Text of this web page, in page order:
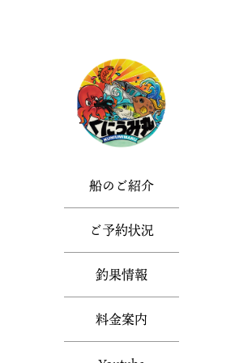
船のご紹介
ご予約状況
釣果情報
料金案内